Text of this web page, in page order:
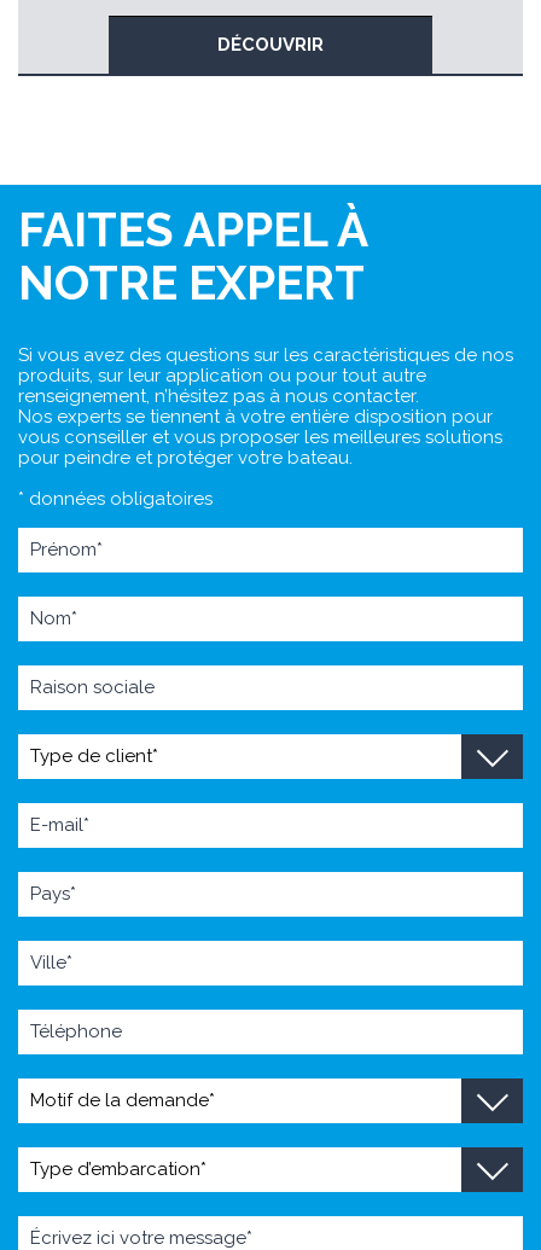
DÉCOUVRIR
FAITES APPEL À
NOTRE EXPERT
Si vous avez des questions sur les caractéristiques de nos
produits, sur leur application ou pour tout autre
renseignement, n’hésitez pas à nous contacter.
Nos experts se tiennent à votre entière disposition pour
vous conseiller et vous proposer les meilleures solutions
pour peindre et protéger votre bateau.
* données obligatoires